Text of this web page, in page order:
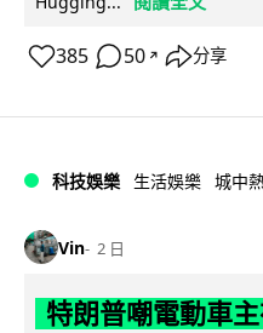
385 50 ↗ 分享
科技娛樂 生活娛樂 城中
Vin 2 日
特朗普嘲電動車